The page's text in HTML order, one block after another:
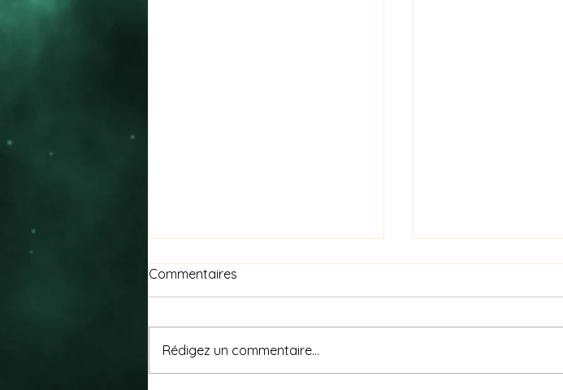
Commentaires
Rédigez un commentaire...